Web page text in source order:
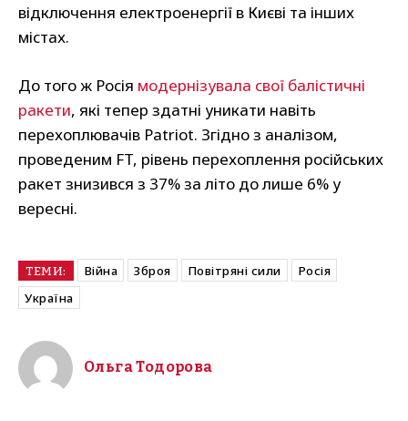
відключення електроенергії в Києві та інших
містах.
До того ж Росія модернізувала свої балістичні
ракети, які тепер здатні уникати навіть
перехоплювачів Patriot. Згідно з аналізом,
проведеним FT, рівень перехоплення російських
ракет знизився з 37% за літо до лише 6% у
вересні.
ТЕМИ: Війна Зброя Повітряні сили
Росія
Україна
Ольга Тодорова